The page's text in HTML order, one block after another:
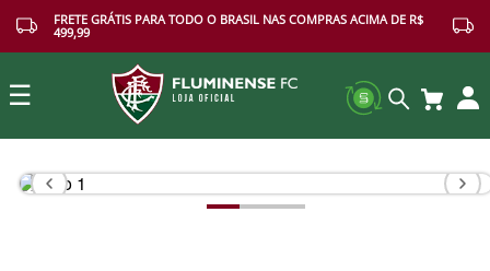
FRETE GRÁTIS PARA TODO O BRASIL NAS COMPRAS ACIMA DE R$
499,99
☰
Buscar